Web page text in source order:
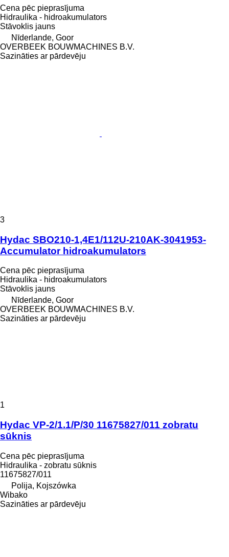
Cena pēc pieprasījuma
Hidraulika - hidroakumulators
Stāvoklis jauns
Nīderlande, Goor
OVERBEEK BOUWMACHINES B.V.
Sazināties ar pārdevēju
3
Hydac SBO210-1,4E1/112U-210AK-3041953-
Accumulator hidroakumulators
Cena pēc pieprasījuma
Hidraulika - hidroakumulators
Stāvoklis jauns
Nīderlande, Goor
OVERBEEK BOUWMACHINES B.V.
Sazināties ar pārdevēju
1
Hydac VP-2/1.1/P/30 11675827/011 zobratu
sūknis
Cena pēc pieprasījuma
Hidraulika - zobratu sūknis
11675827/011
Polija, Kojszówka
Wibako
Sazināties ar pārdevēju